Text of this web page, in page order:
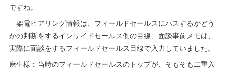
ですね。
架電ヒアリング情報は、フィールドセールスにパスするかどう
かの判断をするインサイドセールス側の目線、面談事前メモは、
実際に面談をするフィールドセールス目線で入力していました。
麻生様：当時のフィールドセールスのトップが、そもそも二重入